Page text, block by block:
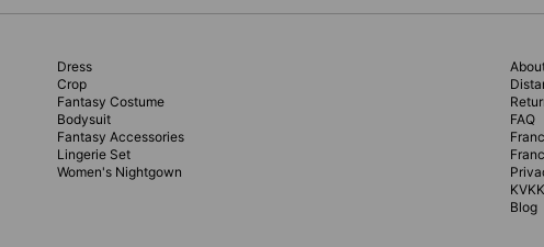
Dress
Crop
Fantasy Costume
Bodysuit
Fantasy Accessories
Lingerie Set
Women's Nightgown
FAQ
Blog